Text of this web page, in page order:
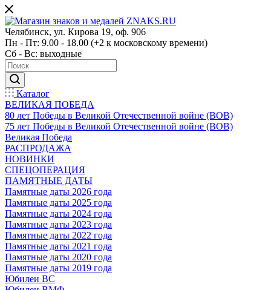
Челябинск, ул. Кирова 19, оф. 906
Пн - Пт: 9.00 - 18.00 (+2 к московскому времени)
Сб - Вс: выходные
Каталог
ВЕЛИКАЯ ПОБЕДА
80 лет Победы в Великой Отечественной войне (ВОВ)
75 лет Победы в Великой Отечественной войне (ВОВ)
Великая Победа
РАСПРОДАЖА
НОВИНКИ
СПЕЦОПЕРАЦИЯ
ПАМЯТНЫЕ ДАТЫ
Памятные даты 2026 года
Памятные даты 2025 года
Памятные даты 2024 года
Памятные даты 2023 года
Памятные даты 2022 года
Памятные даты 2021 года
Памятные даты 2020 года
Памятные даты 2019 года
Юбилеи ВС